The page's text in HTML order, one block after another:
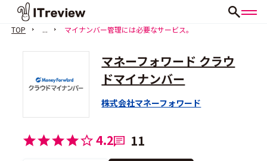
TOP ... マイナンバー管理には必要なサービス。
マネーフォワード クラウ
ドマイナンバー
株式会社マネーフォワード
4.2 11